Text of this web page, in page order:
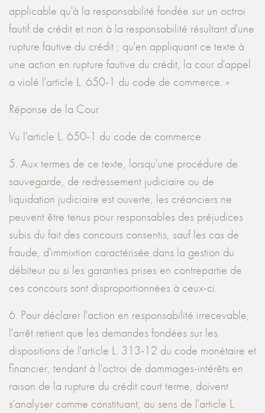
applicable qu'à la responsabilité fondée sur un octroi
fautif de crédit et non à la responsabilité résultant d'une
rupture fautive du crédit ; qu'en appliquant ce texte à
une action en rupture fautive du crédit, la cour d'appel
a violé l'article L. 650-1 du code de commerce. »
Réponse de la Cour
Vu l'article L. 650-1 du code de commerce :
5. Aux termes de ce texte, lorsqu'une procédure de
sauvegarde, de redressement judiciaire ou de
liquidation judiciaire est ouverte, les créanciers ne
peuvent être tenus pour responsables des préjudices
subis du fait des concours consentis, sauf les cas de
fraude, d'immixtion caractérisée dans la gestion du
débiteur ou si les garanties prises en contrepartie de
ces concours sont disproportionnées à ceux-ci.
6. Pour déclarer l'action en responsabilité irrecevable,
l'arrêt retient que les demandes fondées sur les
dispositions de l'article L. 313-12 du code monétaire et
financier, tendant à l'octroi de dommages-intérêts en
raison de la rupture du crédit court terme, doivent
s'analyser comme constituant, au sens de l'article L.